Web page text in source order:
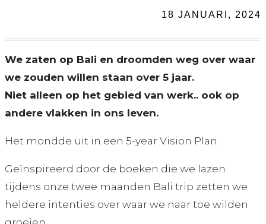
18 JANUARI, 2024
We zaten op Bali en droomden weg over waar
we zouden willen staan over 5 jaar.
Niet alleen op het gebied van werk.. ook op
andere vlakken in ons leven.
Het mondde uit in een 5-year Vision Plan.
Geïnspireerd door de boeken die we lazen
tijdens onze twee maanden Bali trip zetten we
heldere intenties over waar we naar toe wilden